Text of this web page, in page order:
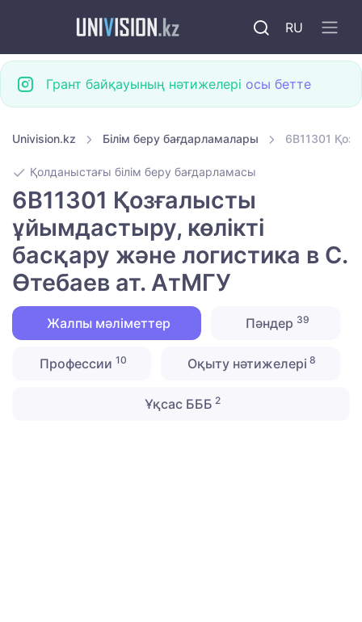
RU
Грант байқауының нәтижелері осы бетте
Univision.kz Білім беру бағдарламалары 6B11301
Қолданыстағы білім беру бағдарламасы
6B11301 Қозғалысты
ұйымдастыру, көлікті
басқару және логистика в С.
Өтебаев ат. АтМГУ
Жалпы мәліметтер Пәндер 39
Профессии 10 Оқыту нәтижелері 8
Ұқсас БББ 2